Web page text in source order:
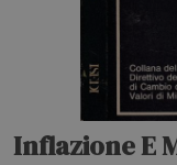
Inflazione E